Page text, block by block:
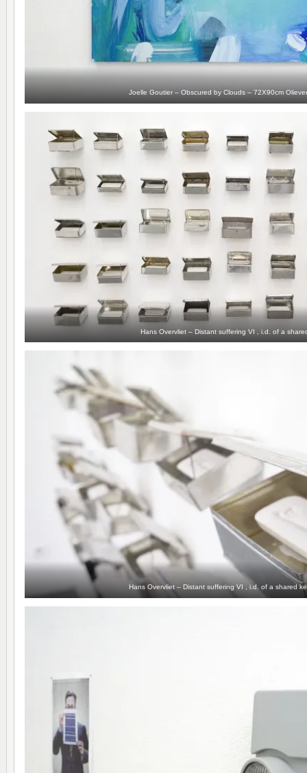
Joelle Goutier – Obscured by Clouds – 72X90cm
Hans Overvliet – Distant suffering VI , i.d. of a
Hans Overvliet – Distant suffering VI , i.d. of a shared